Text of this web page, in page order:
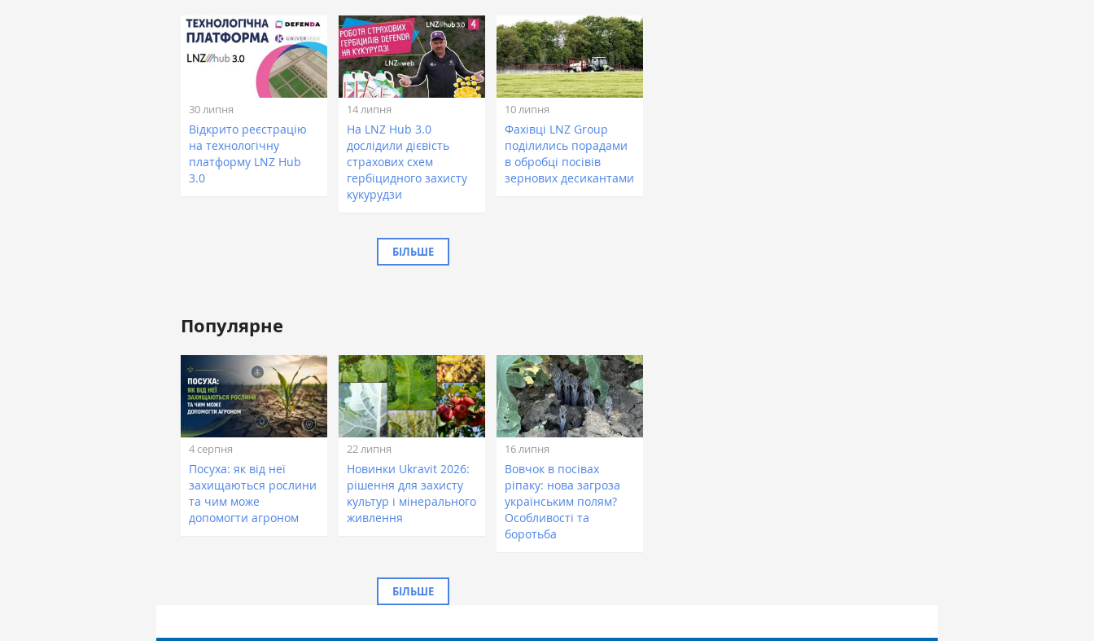
30 липня
Відкрито реєстрацію
на технологічну
платформу LNZ Hub
3.0
14 липня
На LNZ Hub 3.0
дослідили дієвість
страхових схем
гербіцидного захисту
кукурудзи
10 липня
Фахівці LNZ Group
поділились порадами
в обробці посівів
зернових десикантами
БІЛЬШЕ
Популярне
4 серпня
Посуха: як від неї
захищаються рослини
та чим може
допомогти агроном
22 липня
Новинки Ukravit 2026:
рішення для захисту
культур і мінерального
живлення
16 липня
Вовчок в посівах
ріпаку: нова загроза
українським полям?
Особливості та
боротьба
БІЛЬШЕ